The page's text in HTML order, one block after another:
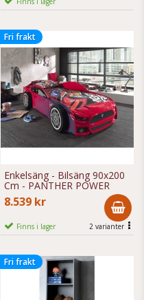
Fri frakt
Enkelsäng - Bilsäng 90x200
Cm - PANTHER POWER
8.539 kr
Finns i lager 2 varianter
Fri frakt